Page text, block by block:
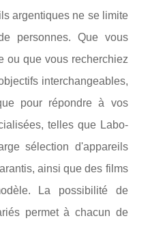
argentiques ne se limite
personnes. Que vous
ou que vous recherchiez
interchangeables,
pour répondre à vos
telles que Labo-
sélection d'appareils
ainsi que des films
La possibilité de
permet à chacun de